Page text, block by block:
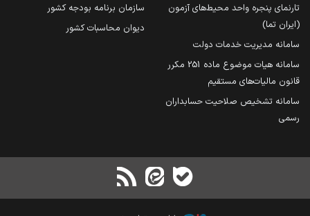
تارنمای پنجره واحد محیط‌های آزمون
(ایران تما)
سامانه مدیریت خدمات دولت
سامانه هیات موضوع ماده 251 مکرر
قانون مالیات‌های مستقیم
سامانه تشخیص صلاحیت حسابداران
رسمی
سازمان برنامه بودجه کشور
دیوان محاسبات کشور